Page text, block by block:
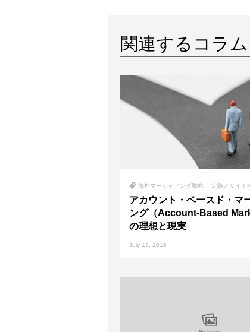
関連するコラム
海外マーケティング動向 定義／サイト
アカウント・ベースド・マ
ング（Account-Based
の理想と現実
July 13, 2016